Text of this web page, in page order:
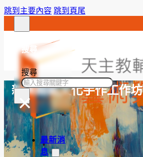
跳到主要內容 跳到頁尾
搜尋
搜尋
×
最新消
息
新興糊紙文化手作工作坊